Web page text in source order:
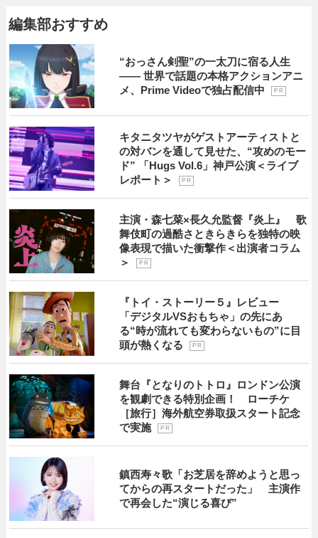
編集部おすすめ
“おっさん剣聖”の一太刀に宿る人生
―― 世界で話題の本格アクションアニ
メ、Prime Videoで独占配信中
P R
キタニタツヤがゲストアーティストと
の対バンを通して見せた、“攻めのモー
ド” 「Hugs Vol.6」神戸公演＜ライブ
レポート＞
P R
主演・森七菜×長久允監督『炎上』 歌
舞伎町の過酷さときらきらを独特の映
像表現で描いた衝撃作＜出演者コラム
＞
P R
『トイ・ストーリー５』レビュー
「デジタルVSおもちゃ」の先にあ
る“時が流れても変わらないもの”に目
頭が熱くなる
P R
舞台『となりのトトロ』ロンドン公演
を観劇できる特別企画！ ローチケ
［旅行］海外航空券取扱スタート記念
で実施
P R
鎮西寿々歌「お芝居を辞めようと思っ
てからの再スタートだった」 主演作
で再会した“演じる喜び”